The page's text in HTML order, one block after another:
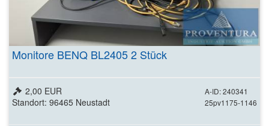
Monitore BENQ BL2405 2 Stück
A-ID: 240341
25pv1175-1146
2,00 EUR
Standort: 96465 Neustadt